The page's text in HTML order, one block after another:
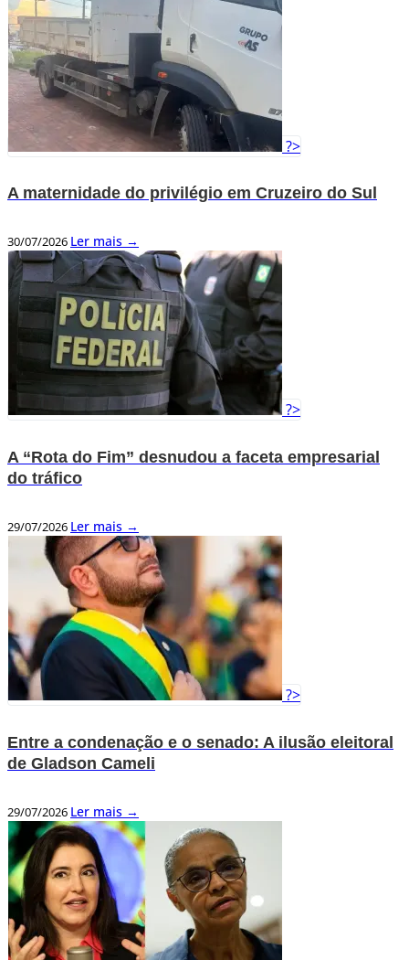
?>
A maternidade do privilégio em Cruzeiro do Sul
30/07/2026 Ler mais →
?>
A “Rota do Fim” desnudou a faceta empresarial
do tráfico
29/07/2026 Ler mais →
?>
Entre a condenação e o senado: A ilusão eleitoral
de Gladson Cameli
29/07/2026 Ler mais →